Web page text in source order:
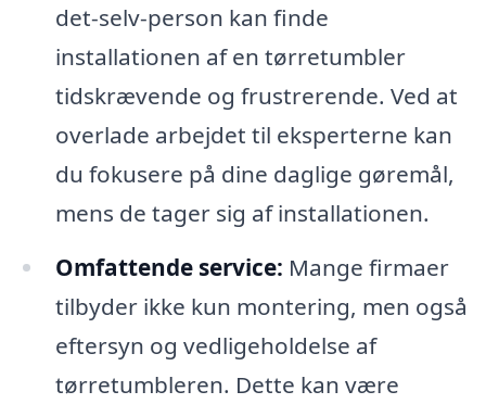
det-selv-person kan finde
installationen af en tørretumbler
tidskrævende og frustrerende. Ved at
overlade arbejdet til eksperterne kan
du fokusere på dine daglige gøremål,
mens de tager sig af installationen.
Omfattende service: Mange firmaer
tilbyder ikke kun montering, men også
eftersyn og vedligeholdelse af
tørretumbleren. Dette kan være